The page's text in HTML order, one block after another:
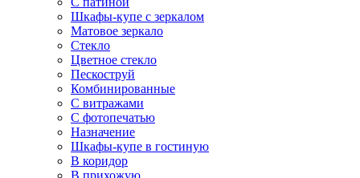
Шкафы-купе с зеркалом
Матовое зеркало
Стекло
Цветное стекло
Пескоструй
Комбинированные
С витражами
С фотопечатью
Назначение
Шкафы-купе в гостиную
В коридор
В прихожую